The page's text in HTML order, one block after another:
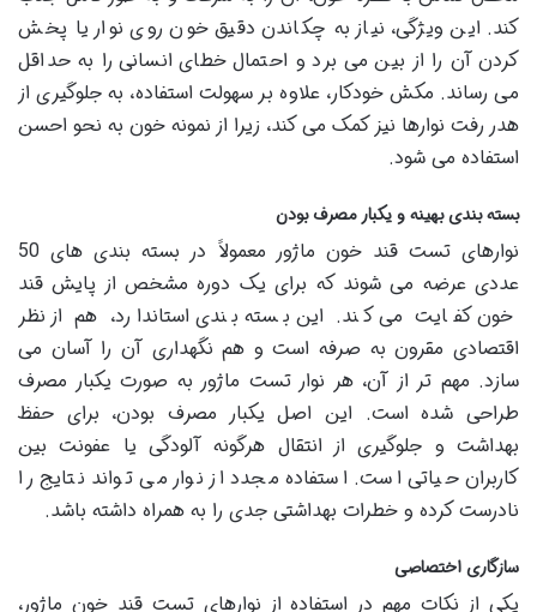
کند. این ویژگی، نیاز به چکاندن دقیق خون روی نوار یا پخش
کردن آن را از بین می برد و احتمال خطای انسانی را به حداقل
می رساند. مکش خودکار، علاوه بر سهولت استفاده، به جلوگیری از
هدر رفت نوارها نیز کمک می کند، زیرا از نمونه خون به نحو احسن
استفاده می شود.
بسته بندی بهینه و یکبار مصرف بودن
نوارهای تست قند خون ماژور معمولاً در بسته بندی های 50
عددی عرضه می شوند که برای یک دوره مشخص از پایش قند
خون کفایت می کند. این بسته بندی استاندارد، هم از نظر
اقتصادی مقرون به صرفه است و هم نگهداری آن را آسان می
سازد. مهم تر از آن، هر نوار تست ماژور به صورت یکبار مصرف
طراحی شده است. این اصل یکبار مصرف بودن، برای حفظ
بهداشت و جلوگیری از انتقال هرگونه آلودگی یا عفونت بین
کاربران حیاتی است. استفاده مجدد از نوار می تواند نتایج را
نادرست کرده و خطرات بهداشتی جدی را به همراه داشته باشد.
سازگاری اختصاصی
یکی از نکات مهم در استفاده از نوارهای تست قند خون ماژور،